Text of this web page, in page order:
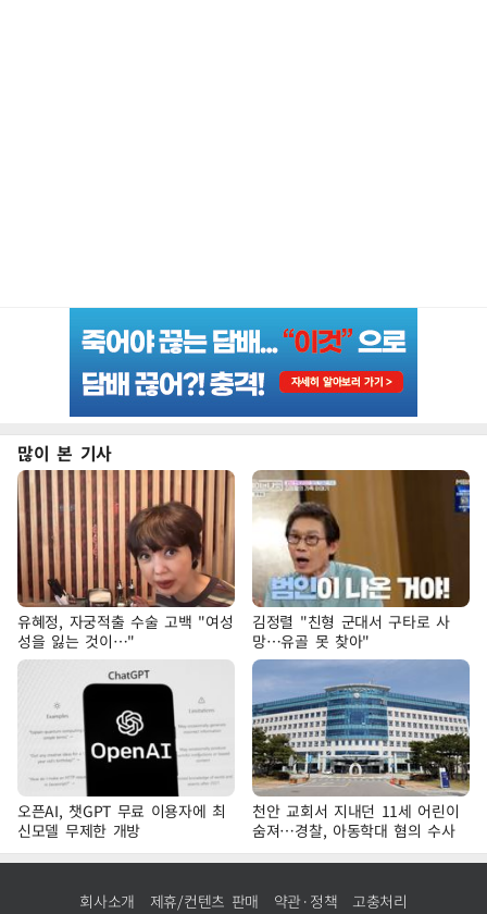
많이 본 기사
유혜정, 자궁적출 수술 고백 "여성
성을 잃는 것이…"
김정렬 "친형 군대서 구타로 사
망…유골 못 찾아"
오픈AI, 챗GPT 무료 이용자에 최
신모델 무제한 개방
천안 교회서 지내던 11세 어린이
숨져…경찰, 아동학대 혐의 수사
회사소개 제휴/컨텐츠 판매 약관·정책 고충처리